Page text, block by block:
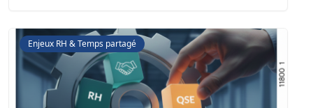
Enjeux RH & Temps partagé